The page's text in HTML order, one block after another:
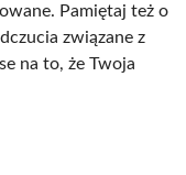
Pamiętaj też o
związane z
na to, że Twoja